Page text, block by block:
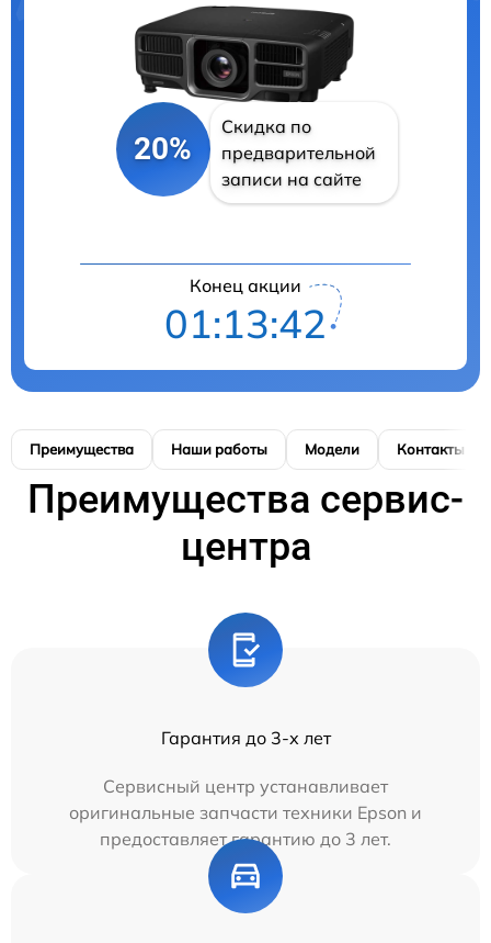
20%
Скидка по
предварительной
записи на сайте
Конец акции
01:13:42
Преимущества Наши работы Модели Контакты
Преимущества сервис-
центра
Гарантия до 3-х лет
Сервисный центр устанавливает
оригинальные запчасти техники Epson и
предоставляет гарантию до 3 лет.